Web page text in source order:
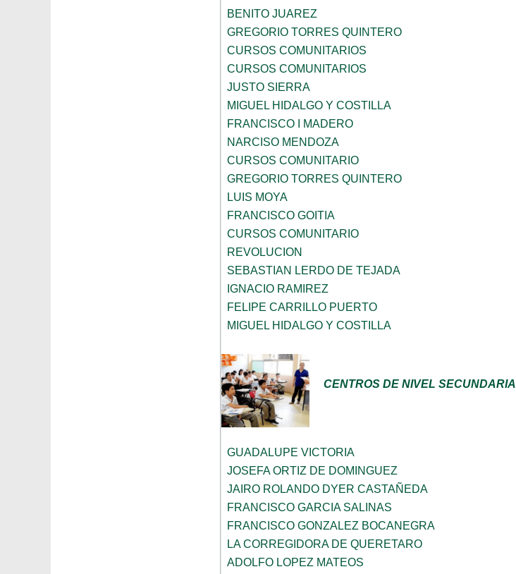
BENITO JUAREZ
GREGORIO TORRES QUINTERO
CURSOS COMUNITARIOS
CURSOS COMUNITARIOS
JUSTO SIERRA
MIGUEL HIDALGO Y COSTILLA
FRANCISCO I MADERO
NARCISO MENDOZA
CURSOS COMUNITARIO
GREGORIO TORRES QUINTERO
LUIS MOYA
FRANCISCO GOITIA
CURSOS COMUNITARIO
REVOLUCION
SEBASTIAN LERDO DE TEJADA
IGNACIO RAMIREZ
FELIPE CARRILLO PUERTO
MIGUEL HIDALGO Y COSTILLA
CENTROS DE NIVEL SECUNDARIA
GUADALUPE VICTORIA
JOSEFA ORTIZ DE DOMINGUEZ
JAIRO ROLANDO DYER CASTAÑEDA
FRANCISCO GARCIA SALINAS
FRANCISCO GONZALEZ BOCANEGRA
LA CORREGIDORA DE QUERETARO
ADOLFO LOPEZ MATEOS